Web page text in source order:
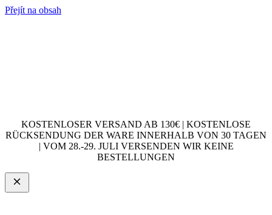
Přejít na obsah
KOSTENLOSER VERSAND AB 130€ | KOSTENLOSE
RÜCKSENDUNG DER WARE INNERHALB VON 30 TAGEN
| VOM 28.-29. JULI VERSENDEN WIR KEINE
BESTELLUNGEN